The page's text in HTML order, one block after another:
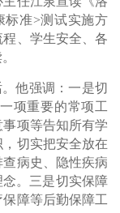
标准>测试实施方
、学生安全、各
他强调：一是切
项重要的常项工
项等告知所有学
切实把安全放在
病史、隐性疾病
。三是切实保障
障等后勤保障工